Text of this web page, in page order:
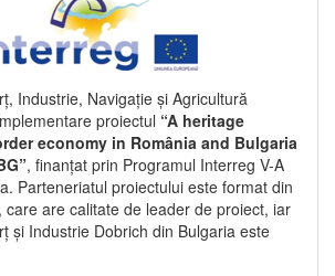
Industrie, Navigație și Agricultură
proiectul “A heritage
economy in România and Bulgaria
, finanțat prin Programul Interreg V-A
Parteneriatul proiectului este format din
care are calitate de leader de proiect, iar
și Industrie Dobrich din Bulgaria este